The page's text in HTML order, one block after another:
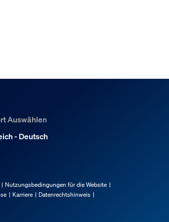
Auswählen
- Deutsch
Nutzungsbedingungen für die Website
Karriere
Datenrechtshinweis